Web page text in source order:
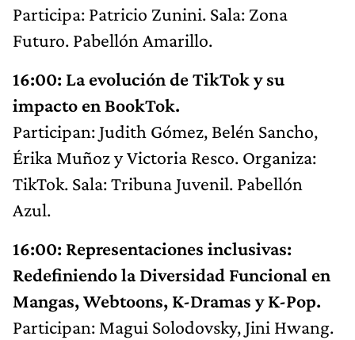
Participa: Patricio Zunini. Sala: Zona
Futuro. Pabellón Amarillo.
16:00: La evolución de TikTok y su
impacto en BookTok.
Participan: Judith Gómez, Belén Sancho,
Érika Muñoz y Victoria Resco. Organiza:
TikTok. Sala: Tribuna Juvenil. Pabellón
Azul.
16:00: Representaciones inclusivas:
Redefiniendo la Diversidad Funcional en
Mangas, Webtoons, K-Dramas y K-Pop.
Participan: Magui Solodovsky, Jini Hwang.